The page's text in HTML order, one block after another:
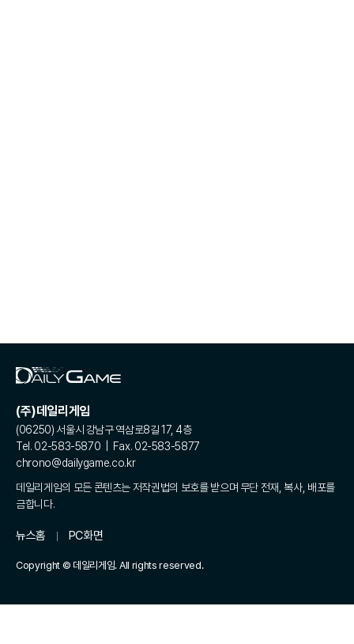
(주)데일리게임
(06250) 서울시 강남구 역삼로8길 17, 4층
Tel. 02-583-5870 | Fax. 02-583-5877
chrono@dailygame.co.kr
데일리게임의 모든 콘텐츠는 저작권법의 보호를 받으며 무단 전재, 복사, 배포를
금합니다.
뉴스홈 PC화면
Copyright © 데일리게임. All rights reserved.